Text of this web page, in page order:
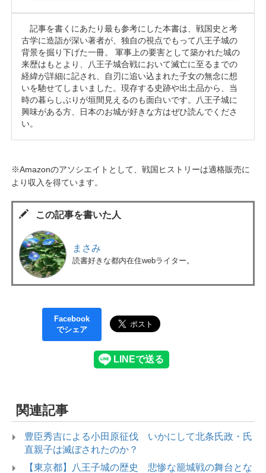
記事を書くにあたり最も参考にした本書は、戦国史と考
古学に造詣が深い著者が、独自の視点でもって八王子城の
背景を掘り下げた一冊。 軍事上の要害として築かれた城の
来歴はもとより、八王子城合戦において滅亡に至るまでの
経緯が詳細に記され、自刃に追い込まれた子女の無念に想
いを馳せてしまいました。現存する史跡や出土品から、当
時の暮らしぶりが垣間見えるのも面白いです。八王子城に
興味がある方、日本のお城が好きな方はぜひ読んでくださ
い。
※Amazonのアソシエイトとして、戦国ヒストリーは適格販売に
より収入を得ています。
この記事を書いた人
まさみ
読書好きな都内在住webライター。
Facebook
でシェア
関連記事
豊臣秀吉による小田原征伐 いかにして北条氏政・氏
直親子は滅ぼされたのか？
【東京都】八王子城の歴史 悲惨な籠城戦の舞台とな